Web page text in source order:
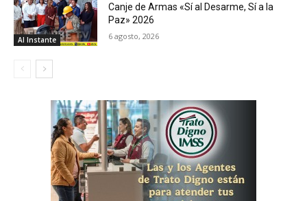
Al Instante
Canje de Armas «Sí al Desarme, Sí a la
Paz» 2026
6 agosto, 2026